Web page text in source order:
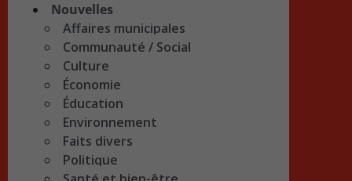
Nouvelles
Affaires municipales
Communauté / Social
Culture
Économie
Éducation
Environnement
Faits divers
Politique